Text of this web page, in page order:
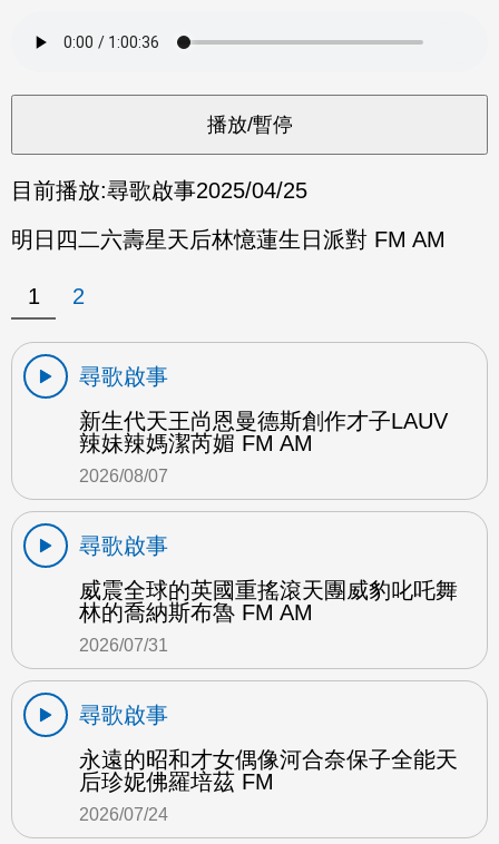
目前播放:尋歌啟事2025/04/25
明日四二六壽星天后林憶蓮生日派對 FM AM
1 2
尋歌啟事
新生代天王尚恩曼德斯創作才子LAUV
辣妹辣媽潔芮媚 FM AM
2026/08/07
尋歌啟事
威震全球的英國重搖滾天團威豹叱吒舞
林的喬納斯布魯 FM AM
2026/07/31
尋歌啟事
永遠的昭和才女偶像河合奈保子全能天
后珍妮佛羅培茲 FM
2026/07/24